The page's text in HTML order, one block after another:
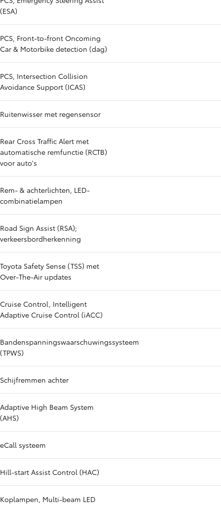
(ESA)
PCS, Front-to-front Oncoming
Car & Motorbike detection (dag)
PCS, Intersection Collision
Avoidance Support (ICAS)
Ruitenwisser met regensensor
Rear Cross Traffic Alert met
automatische remfunctie (RCTB)
voor auto's
Rem- & achterlichten, LED-
combinatielampen
Road Sign Assist (RSA);
verkeersbordherkenning
Toyota Safety Sense (TSS) met
Over-The-Air updates
Cruise Control, Intelligent
Adaptive Cruise Control (iACC)
Bandenspanningswaarschuwingssysteem
(TPWS)
Schijfremmen achter
Adaptive High Beam System
(AHS)
eCall systeem
Hill-start Assist Control (HAC)
Koplampen, Multi-beam LED